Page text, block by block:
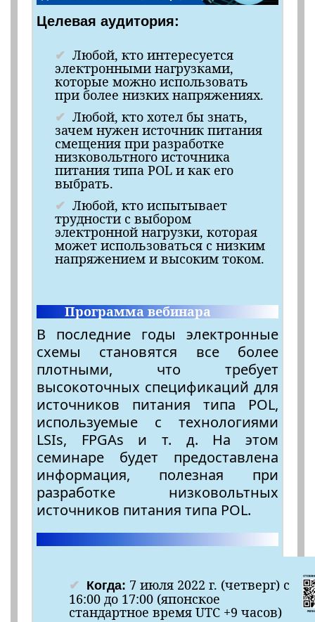
Целевая аудитория:
Любой, кто интересуется
электронными нагрузками,
которые можно использовать
при более низких напряжениях.
Любой, кто хотел бы знать,
зачем нужен источник питания
смещения при разработке
низковольтного источника
питания типа POL и как его
выбрать.
Любой, кто испытывает
трудности с выбором
электронной нагрузки, которая
может использоваться с низким
напряжением и высоким током.
Программа вебинара
В последние годы электронные
схемы становятся все более
плотными, что требует
высокоточных спецификаций для
источников питания типа POL,
используемые с технологиями
LSIs, FPGAs и т. д. На этом
семинаре будет предоставлена
информация, полезная при
разработке низковольтных
источников питания типа POL.
Когда: 7 июля 2022 г. (четверг) с
16:00 до 17:00 (японское
стандартное время UTC +9 часов)